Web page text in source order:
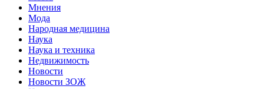
Мнения
Мода
Народная медицина
Наука
Наука и техника
Недвижимость
Новости
Новости ЗОЖ